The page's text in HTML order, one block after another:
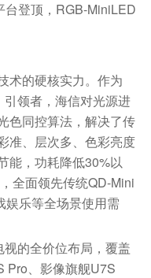
术的硬核实力。作为
领者，海信对光源进
色同控算法，解决了传
准、层次多、色彩亮度
能，功耗降低30%以
全面领先传统QD-Mini
娱乐等全场景使用需
的全价位布局，覆盖
Pro、影像旗舰U7S